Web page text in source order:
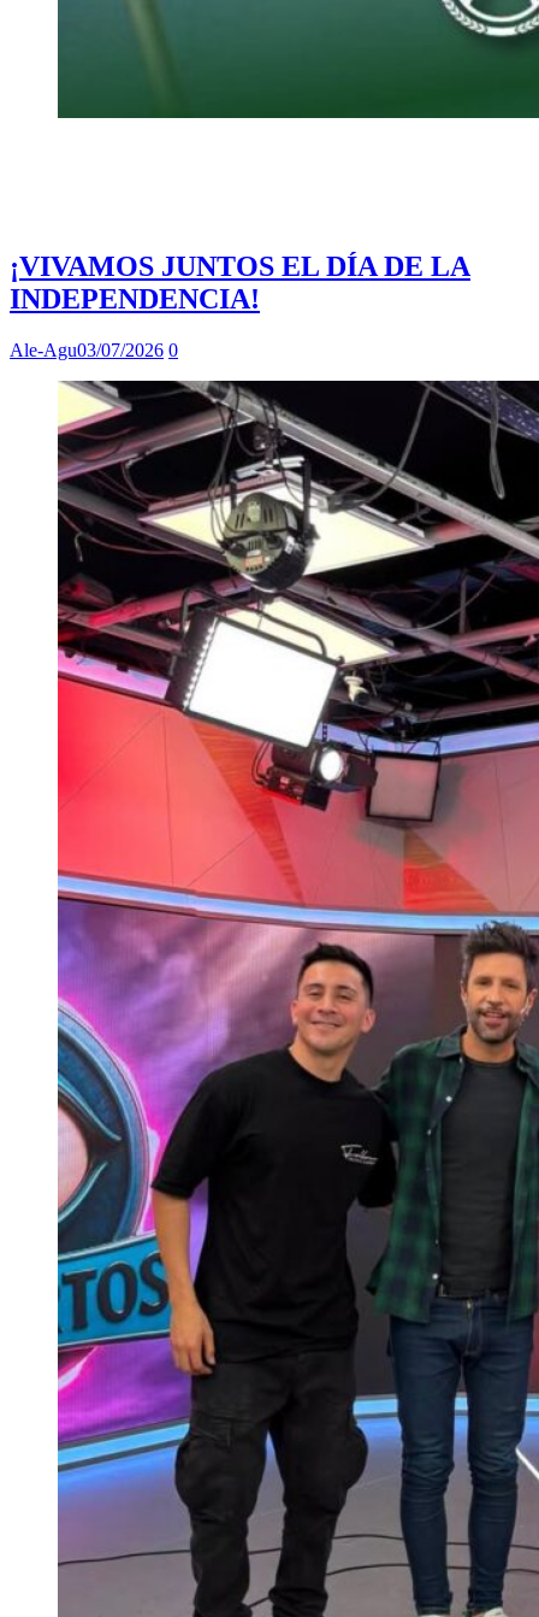
¡VIVAMOS JUNTOS EL DÍA DE LA
INDEPENDENCIA!
Ale-Agu03/07/2026 0